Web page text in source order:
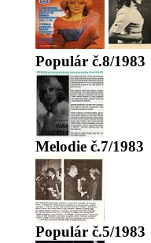
Populár č.8/1983
Melodie č.7/1983
Populár č.5/1983